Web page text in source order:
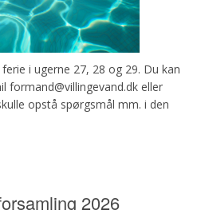
i ugerne 27, 28 og 29. Du kan
formand@villingevand.dk eller
opstå spørgsmål mm. i den
2026